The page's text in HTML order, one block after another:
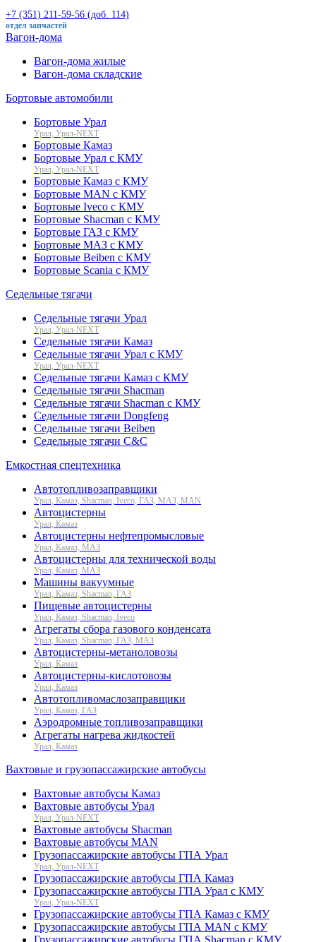
+7 (351) 211-59-56 (доб. 114)
отдел запчастей
Вагон-дома
Вагон-дома жилые
Вагон-дома складские
Бортовые автомобили
Бортовые Урал
Урал, Урал-NEXT
Бортовые Камаз
Бортовые Урал с КМУ
Урал, Урал-NEXT
Бортовые Камаз с КМУ
Бортовые MAN с КМУ
Бортовые Iveco с КМУ
Бортовые Shacman с КМУ
Бортовые ГАЗ с КМУ
Бортовые МАЗ с КМУ
Бортовые Beiben с КМУ
Бортовые Scania с КМУ
Седельные тягачи
Седельные тягачи Урал
Урал, Урал-NEXT
Седельные тягачи Камаз
Седельные тягачи Урал с КМУ
Урал, Урал-NEXT
Седельные тягачи Камаз с КМУ
Седельные тягачи Shacman
Седельные тягачи Shacman с КМУ
Седельные тягачи Dongfeng
Седельные тягачи Beiben
Седельные тягачи C&C
Емкостная спецтехника
Автотопливозаправщики
Урал, Камаз, Shacman, Iveco, ГАЗ, МАЗ, MAN
Автоцистерны
Урал, Камаз
Автоцистерны нефтепромысловые
Урал, Камаз, МАЗ
Автоцистерны для технической воды
Урал, Камаз, МАЗ
Машины вакуумные
Урал, Камаз, Shacman, ГАЗ
Пищевые автоцистерны
Урал, Камаз, Shacman, Iveco
Агрегаты сбора газового конденсата
Урал, Камаз, Shacman, ГАЗ, МАЗ
Автоцистерны-метаноловозы
Урал, Камаз
Автоцистерны-кислотовозы
Урал, Камаз
Автотопливомаслозаправщики
Урал, Камаз, ГАЗ
Аэродромные топливозаправщики
Агрегаты нагрева жидкостей
Урал, Камаз
Вахтовые и грузопассажирские автобусы
Вахтовые автобусы Камаз
Вахтовые автобусы Урал
Урал, Урал-NEXT
Вахтовые автобусы Shacman
Вахтовые автобусы MAN
Грузопассажирские автобусы ГПА Урал
Урал, Урал-NEXT
Грузопассажирские автобусы ГПА Камаз
Грузопассажирские автобусы ГПА Урал с КМУ
Урал, Урал-NEXT
Грузопассажирские автобусы ГПА Камаз с КМУ
Грузопассажирские автобусы ГПА MAN с КМУ
Грузопассажирские автобусы ГПА Shacman с КМУ